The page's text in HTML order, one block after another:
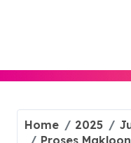
Home 2025
Proses